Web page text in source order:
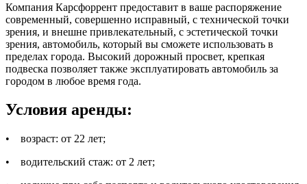
Компания Карсфоррент предоставит в ваше распоряжение
современный, совершенно исправный, с технической точки
зрения, и внешне привлекательный, с эстетической точки
зрения, автомобиль, который вы сможете использовать в
пределах города. Высокий дорожный просвет, крепкая
подвеска позволяет также эксплуатировать автомобиль за
городом в любое время года.
Условия аренды:
• возраст: от 22 лет;
• водительский стаж: от 2 лет;